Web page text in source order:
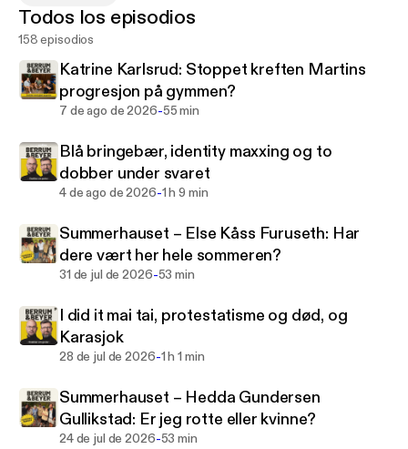
Ny video episode hver tirsdag og fredag. Følg
podkasten for å holde deg oppdatert.
Produsert av Podimo. Produsent er Sophie de
Rohan Birkeland.
Todos los episodios
158 episodios
Katrine Karlsrud: Stoppet kreften Martins
progresjon på gymmen?
7 de ago de 2026-55 min
Blå bringebær, identity maxxing og to
dobber under svaret
4 de ago de 2026-1 h 9 min
Summerhauset – Else Kåss Furuseth: Har
dere vært her hele sommeren?
31 de jul de 2026-53 min
I did it mai tai, protestatisme og død, og
Karasjok
28 de jul de 2026-1 h 1 min
Summerhauset – Hedda Gundersen
Gullikstad: Er jeg rotte eller kvinne?
24 de jul de 2026-53 min